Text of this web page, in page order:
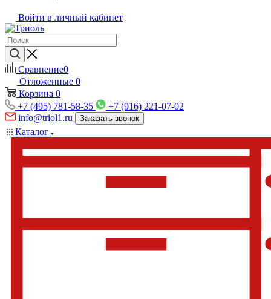
Войти в личный кабинет
Сравнение0
Отложенные 0
Корзина 0
+7 (495) 781-58-35
+7 (916) 221-07-02
info@triol1.ru
Заказать звонок
Каталог